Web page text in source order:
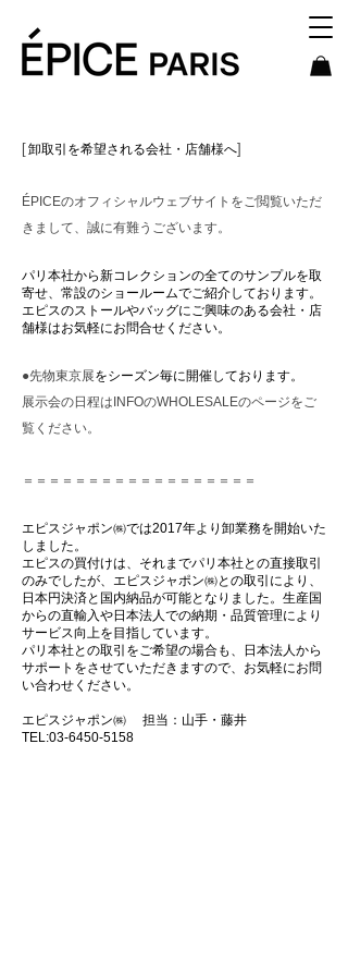
[卸取引を希望される会社・店舗様へ]
ÉPICEのオフィシャルウェブサイトをご閲覧いただ
きまして、誠に有難うございます。
パリ本社から新コレクションの全てのサンプルを取
寄せ、常設のショールームでご紹介しております。
エピスのストールやバッグにご興味のある会社・店
舗様はお気軽にお問合せください。
●先物東京展をシーズン毎に開催しております。
展示会の日程はINFOのWHOLESALEのページをご
覧ください。
＝＝＝＝＝＝＝＝＝＝＝＝＝＝＝＝＝＝
エピスジャポン㈱では2017年より卸業務を開始いた
しました。
エピスの買付けは、それまでパリ本社との直接取引
のみでしたが、エピスジャポン㈱との取引により、
日本円決済と国内納品が可能となりました。生産国
からの直輸入や日本法人での納期・品質管理により
サービス向上を目指しています。
パリ本社との取引をご希望の場合も、日本法人から
サポートをさせていただきますので、お気軽にお問
い合わせください。
エピスジャポン㈱ 担当：山手・藤井
TEL:03-6450-5158